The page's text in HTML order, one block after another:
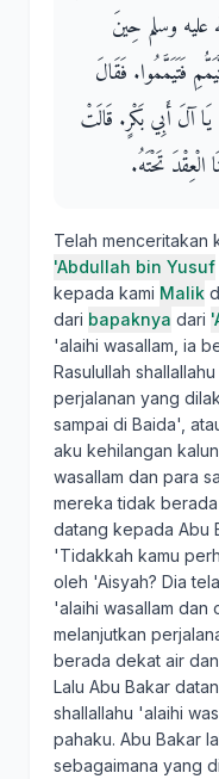
وسلم حِينَ
فَتَيَمَّمُوا‏.‏ فَقَالَ
آلَ أَبِي بَكْرٍ‏.‏ قَالَتْ
الْعِقْدَ تَحْتَهُ‏.‏
Telah menceritakan
'Abdullah bin Yusuf
kepada kami Malik
dari bapaknya dari
'alaihi wasallam, ia
Rasulullah
perjalanan yang
sampai di Baida',
aku kehilangan
wasallam dan para
mereka tidak
datang kepada Abu
'Tidakkah kamu
oleh 'Aisyah? Dia
'alaihi wasallam dan
melanjutkan
berada dekat air
Lalu Abu Bakar
shallallahu 'alaihi
pahaku. Abu Bakar
sebagaimana yang